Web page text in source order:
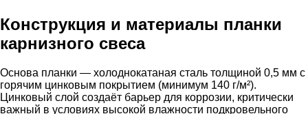
Конструкция и материалы планки
карнизного свеса
Основа планки — холоднокатаная сталь толщиной 0,5 мм с
горячим цинковым покрытием (минимум 140 г/м²).
Цинковый слой создаёт барьер для коррозии, критически
важный в условиях высокой влажности подкровельного